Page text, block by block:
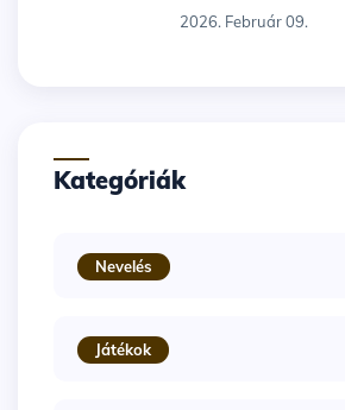
2026. Február 09.
Kategóriák
Nevelés
Játékok